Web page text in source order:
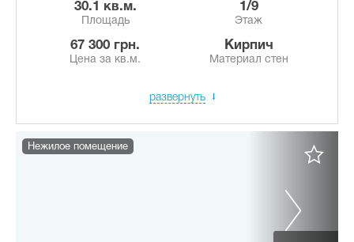
30.1 кв.м.
Площадь
1/9
Этаж
67 300 грн.
Цена за кв.м.
Кирпич
Материал стен
развернуть
Нежилое помещение